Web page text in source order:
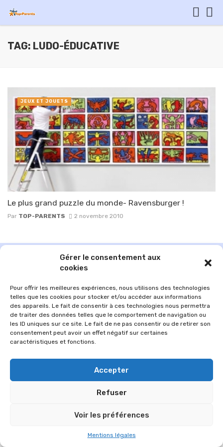
Gérer le consentement aux
cookies
Pour offrir les meilleures expériences, nous utilisons des technologies
telles que les cookies pour stocker et/ou accéder aux informations
des appareils. Le fait de consentir à ces technologies nous permettra
de traiter des données telles que le comportement de navigation ou
les ID uniques sur ce site. Le fait de ne pas consentir ou de retirer son
consentement peut avoir un effet négatif sur certaines
caractéristiques et fonctions.
Accepter
Refuser
Voir les préférences
Mentions légales
TAG: LUDO-ÉDUCATIVE
Le plus grand puzzle du monde- Ravensburger !
Par TOP-PARENTS 2 novembre 2010
JEUX ET JOUETS
© 2026 Im-presse. Tous droits réservés.
MENTIONS LÉGALES